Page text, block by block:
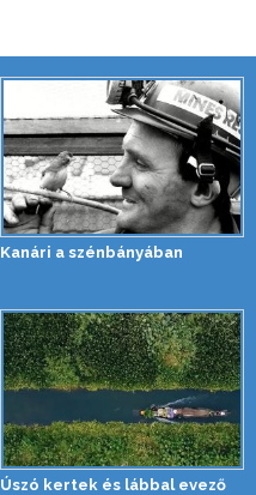
Kanári a szénbányában
Úszó kertek és lábbal evező